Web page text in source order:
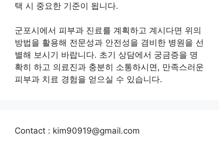
택 시 중요한 기준이 됩니다.
군포시에서 피부과 진료를 계획하고 계시다면 위의
방법을 활용해 전문성과 안전성을 겸비한 병원을 선
별해 보시기 바랍니다. 초기 상담에서 궁금증을 명
확히 하고 의료진과 충분히 소통하시면, 만족스러운
피부과 치료 경험을 얻으실 수 있습니다.
Contact : kim90919@gmail.com